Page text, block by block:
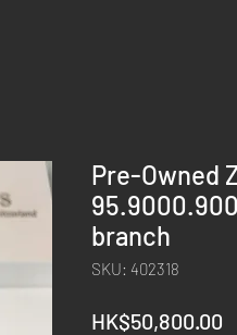
Pre-Owned
branch
SKU: 402318
HK$50,800.00